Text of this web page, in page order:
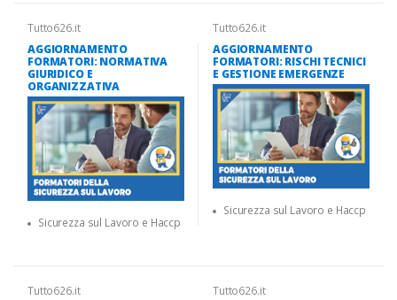
Tutto626.it
AGGIORNAMENTO
FORMATORI: NORMATIVA
GIURIDICO E
ORGANIZZATIVA
Sicurezza sul Lavoro e Haccp
Tutto626.it
AGGIORNAMENTO
FORMATORI: RISCHI TECNICI
E GESTIONE EMERGENZE
Sicurezza sul Lavoro e Haccp
Tutto626.it
Tutto626.it